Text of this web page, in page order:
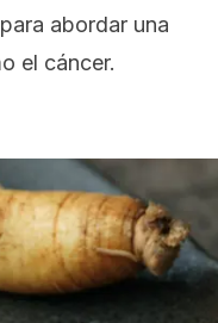
abordar una
el cáncer.